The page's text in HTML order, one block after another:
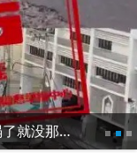
深圳那个坑两天就不见了，但有些东西塌了就没那么容易修